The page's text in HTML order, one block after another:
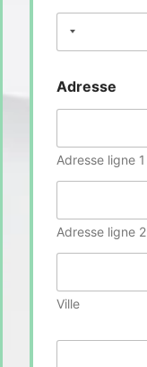
Adresse
Adresse ligne 1
Adresse ligne 2
Ville